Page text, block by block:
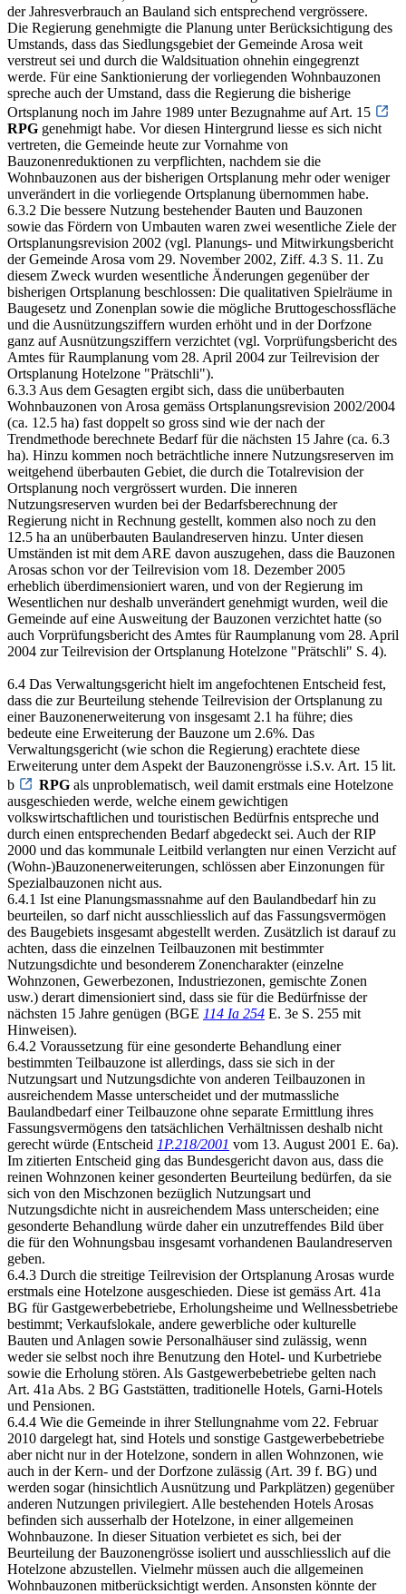
der Jahresverbrauch an Bauland sich entsprechend vergrössere.
Die Regierung genehmigte die Planung unter Berücksichtigung des
Umstands, dass das Siedlungsgebiet der Gemeinde Arosa weit
verstreut sei und durch die Waldsituation ohnehin eingegrenzt
werde. Für eine Sanktionierung der vorliegenden Wohnbauzonen
spreche auch der Umstand, dass die Regierung die bisherige
Ortsplanung noch im Jahre 1989 unter Bezugnahme auf Art. 15
RPG genehmigt habe. Vor diesen Hintergrund liesse es sich nicht
vertreten, die Gemeinde heute zur Vornahme von
Bauzonenreduktionen zu verpflichten, nachdem sie die
Wohnbauzonen aus der bisherigen Ortsplanung mehr oder weniger
unverändert in die vorliegende Ortsplanung übernommen habe.
6.3.2 Die bessere Nutzung bestehender Bauten und Bauzonen
sowie das Fördern von Umbauten waren zwei wesentliche Ziele der
Ortsplanungsrevision 2002 (vgl. Planungs- und Mitwirkungsbericht
der Gemeinde Arosa vom 29. November 2002, Ziff. 4.3 S. 11. Zu
diesem Zweck wurden wesentliche Änderungen gegenüber der
bisherigen Ortsplanung beschlossen: Die qualitativen Spielräume in
Baugesetz und Zonenplan sowie die mögliche Bruttogeschossfläche
und die Ausnützungsziffern wurden erhöht und in der Dorfzone
ganz auf Ausnützungsziffern verzichtet (vgl. Vorprüfungsbericht des
Amtes für Raumplanung vom 28. April 2004 zur Teilrevision der
Ortsplanung Hotelzone "Prätschli").
6.3.3 Aus dem Gesagten ergibt sich, dass die unüberbauten
Wohnbauzonen von Arosa gemäss Ortsplanungsrevision 2002/2004
(ca. 12.5 ha) fast doppelt so gross sind wie der nach der
Trendmethode berechnete Bedarf für die nächsten 15 Jahre (ca. 6.3
ha). Hinzu kommen noch beträchtliche innere Nutzungsreserven im
weitgehend überbauten Gebiet, die durch die Totalrevision der
Ortsplanung noch vergrössert wurden. Die inneren
Nutzungsreserven wurden bei der Bedarfsberechnung der
Regierung nicht in Rechnung gestellt, kommen also noch zu den
12.5 ha an unüberbauten Baulandreserven hinzu. Unter diesen
Umständen ist mit dem ARE davon auszugehen, dass die Bauzonen
Arosas schon vor der Teilrevision vom 18. Dezember 2005
erheblich überdimensioniert waren, und von der Regierung im
Wesentlichen nur deshalb unverändert genehmigt wurden, weil die
Gemeinde auf eine Ausweitung der Bauzonen verzichtet hatte (so
auch Vorprüfungsbericht des Amtes für Raumplanung vom 28. April
2004 zur Teilrevision der Ortsplanung Hotelzone "Prätschli" S. 4).
6.4 Das Verwaltungsgericht hielt im angefochtenen Entscheid fest,
dass die zur Beurteilung stehende Teilrevision der Ortsplanung zu
einer Bauzonenerweiterung von insgesamt 2.1 ha führe; dies
bedeute eine Erweiterung der Bauzone um 2.6%. Das
Verwaltungsgericht (wie schon die Regierung) erachtete diese
Erweiterung unter dem Aspekt der Bauzonengrösse i.S.v. Art. 15 lit.
b
RPG als unproblematisch, weil damit erstmals eine Hotelzone
ausgeschieden werde, welche einem gewichtigen
volkswirtschaftlichen und touristischen Bedürfnis entspreche und
durch einen entsprechenden Bedarf abgedeckt sei. Auch der RIP
2000 und das kommunale Leitbild verlangten nur einen Verzicht auf
(Wohn-)Bauzonenerweiterungen, schlössen aber Einzonungen für
Spezialbauzonen nicht aus.
6.4.1 Ist eine Planungsmassnahme auf den Baulandbedarf hin zu
beurteilen, so darf nicht ausschliesslich auf das Fassungsvermögen
des Baugebiets insgesamt abgestellt werden. Zusätzlich ist darauf zu
achten, dass die einzelnen Teilbauzonen mit bestimmter
Nutzungsdichte und besonderem Zonencharakter (einzelne
Wohnzonen, Gewerbezonen, Industriezonen, gemischte Zonen
usw.) derart dimensioniert sind, dass sie für die Bedürfnisse der
nächsten 15 Jahre genügen (BGE 114 Ia 254 E. 3e S. 255 mit
Hinweisen).
6.4.2 Voraussetzung für eine gesonderte Behandlung einer
bestimmten Teilbauzone ist allerdings, dass sie sich in der
Nutzungsart und Nutzungsdichte von anderen Teilbauzonen in
ausreichendem Masse unterscheidet und der mutmassliche
Baulandbedarf einer Teilbauzone ohne separate Ermittlung ihres
Fassungsvermögens den tatsächlichen Verhältnissen deshalb nicht
gerecht würde (Entscheid 1P.218/2001 vom 13. August 2001 E. 6a).
Im zitierten Entscheid ging das Bundesgericht davon aus, dass die
reinen Wohnzonen keiner gesonderten Beurteilung bedürfen, da sie
sich von den Mischzonen bezüglich Nutzungsart und
Nutzungsdichte nicht in ausreichendem Mass unterscheiden; eine
gesonderte Behandlung würde daher ein unzutreffendes Bild über
die für den Wohnungsbau insgesamt vorhandenen Baulandreserven
geben.
6.4.3 Durch die streitige Teilrevision der Ortsplanung Arosas wurde
erstmals eine Hotelzone ausgeschieden. Diese ist gemäss Art. 41a
BG für Gastgewerbebetriebe, Erholungsheime und Wellnessbetriebe
bestimmt; Verkaufslokale, andere gewerbliche oder kulturelle
Bauten und Anlagen sowie Personalhäuser sind zulässig, wenn
weder sie selbst noch ihre Benutzung den Hotel- und Kurbetriebe
sowie die Erholung stören. Als Gastgewerbebetriebe gelten nach
Art. 41a Abs. 2 BG Gaststätten, traditionelle Hotels, Garni-Hotels
und Pensionen.
6.4.4 Wie die Gemeinde in ihrer Stellungnahme vom 22. Februar
2010 dargelegt hat, sind Hotels und sonstige Gastgewerbebetriebe
aber nicht nur in der Hotelzone, sondern in allen Wohnzonen, wie
auch in der Kern- und der Dorfzone zulässig (Art. 39 f. BG) und
werden sogar (hinsichtlich Ausnützung und Parkplätzen) gegenüber
anderen Nutzungen privilegiert. Alle bestehenden Hotels Arosas
befinden sich ausserhalb der Hotelzone, in einer allgemeinen
Wohnbauzone. In dieser Situation verbietet es sich, bei der
Beurteilung der Bauzonengrösse isoliert und ausschliesslich auf die
Hotelzone abzustellen. Vielmehr müssen auch die allgemeinen
Wohnbauzonen mitberücksichtigt werden. Ansonsten könnte der